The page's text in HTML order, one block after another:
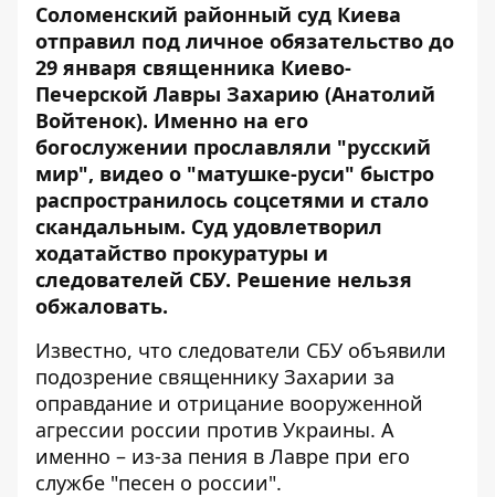
Соломенский районный суд Киева
отправил под личное обязательство до
29 января священника Киево-
Печерской Лавры Захарию (Анатолий
Войтенок). Именно на его
богослужении прославляли "русский
мир", видео о "матушке-руси" быстро
распространилось соцсетями и стало
скандальным. Суд удовлетворил
ходатайство прокуратуры и
следователей СБУ. Решение нельзя
обжаловать.
Известно, что следователи СБУ объявили
подозрение священнику Захарии за
оправдание и отрицание вооруженной
агрессии россии против Украины. А
именно – из-за пения в Лавре при его
службе "песен о россии".